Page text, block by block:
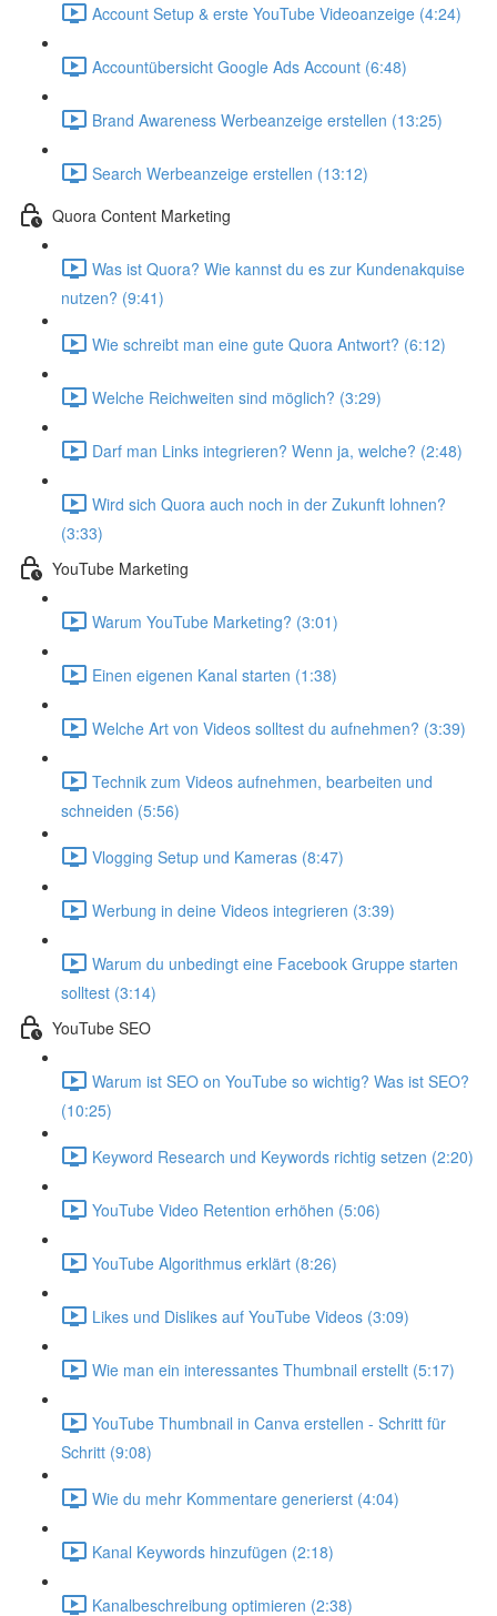
Account Setup & erste YouTube Videoanzeige (4:24)
Accountübersicht Google Ads Account (6:48)
Brand Awareness Werbeanzeige erstellen (13:25)
Search Werbeanzeige erstellen (13:12)
Quora Content Marketing
Was ist Quora? Wie kannst du es zur Kundenakquise
nutzen? (9:41)
Wie schreibt man eine gute Quora Antwort? (6:12)
Welche Reichweiten sind möglich? (3:29)
Darf man Links integrieren? Wenn ja, welche? (2:48)
Wird sich Quora auch noch in der Zukunft lohnen?
(3:33)
YouTube Marketing
Warum YouTube Marketing? (3:01)
Einen eigenen Kanal starten (1:38)
Welche Art von Videos solltest du aufnehmen? (3:39)
Technik zum Videos aufnehmen, bearbeiten und
schneiden (5:56)
Vlogging Setup und Kameras (8:47)
Werbung in deine Videos integrieren (3:39)
Warum du unbedingt eine Facebook Gruppe starten
solltest (3:14)
YouTube SEO
Warum ist SEO on YouTube so wichtig? Was ist SEO?
(10:25)
Keyword Research und Keywords richtig setzen (2:20)
YouTube Video Retention erhöhen (5:06)
YouTube Algorithmus erklärt (8:26)
Likes und Dislikes auf YouTube Videos (3:09)
Wie man ein interessantes Thumbnail erstellt (5:17)
YouTube Thumbnail in Canva erstellen - Schritt für
Schritt (9:08)
Wie du mehr Kommentare generierst (4:04)
Kanal Keywords hinzufügen (2:18)
Kanalbeschreibung optimieren (2:38)